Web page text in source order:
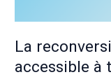
La
accessible à